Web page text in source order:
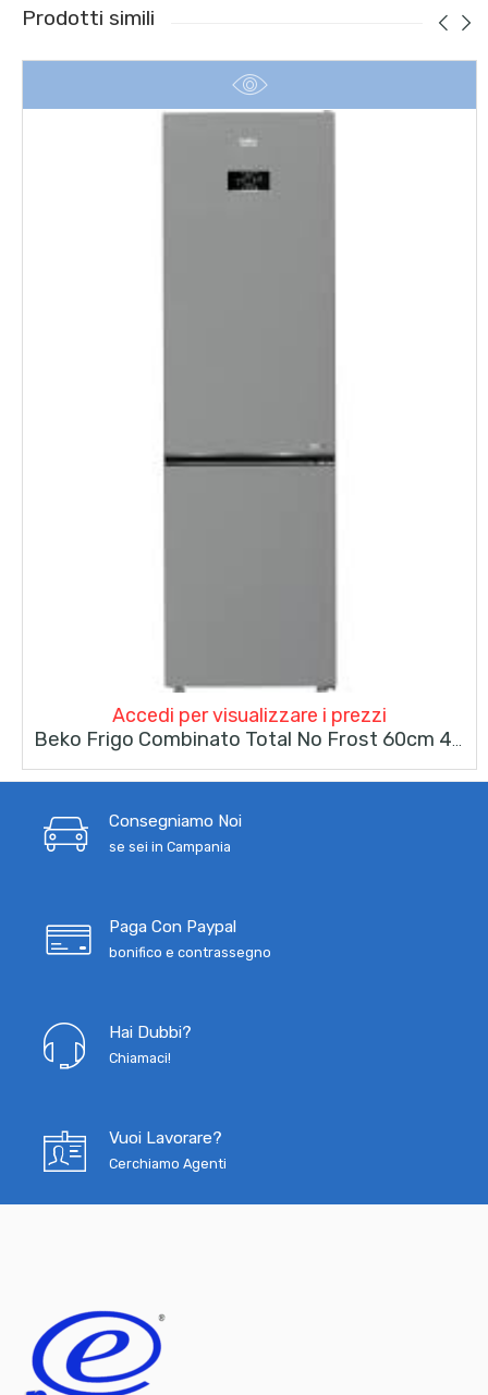
Prodotti simili
Accedi per visualizzare i prezzi
Beko Frigo Combinato Total No Frost 60cm 407Lt B5RCNE405HXB Metall Look
Consegniamo Noi
se sei in Campania
Paga Con Paypal
bonifico e contrassegno
Hai Dubbi?
Chiamaci!
Vuoi Lavorare?
Cerchiamo Agenti